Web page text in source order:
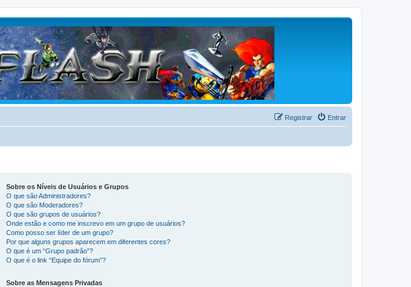
Entrar
Registrar
Sobre os Níveis de Usuários e Grupos
O que são Administradores?
O que são Moderadores?
O que são grupos de usuários?
Onde estão e como me inscrevo em um grupo de usuários?
Como posso ser líder de um grupo?
Por que alguns grupos aparecem em diferentes cores?
O que é um “Grupo padrão”?
O que é o link “Equipe do fórum”?
Sobre as Mensagens Privadas